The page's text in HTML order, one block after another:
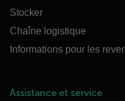
Stocker
Chaîne logistique
Informations pour les
Assistance et service